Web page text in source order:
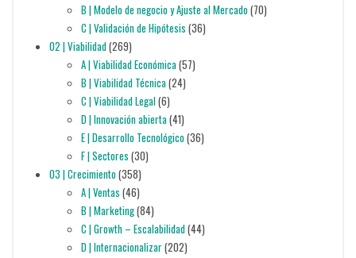
B | Modelo de negocio y Ajuste al Mercado(70)
C | Validación de Hipótesis (36)
02 | Viabilidad(269)
A | Viabilidad Económica(57)
B | Viabilidad Técnica(24)
C | Viabilidad Legal(6)
D | Innovación abierta(41)
E | Desarrollo Tecnológico(36)
F | Sectores (30)
03 | Crecimiento(358)
A | Ventas (46)
B | Marketing(84)
C | Growth – Escalabilidad(44)
D | Internacionalizar(202)